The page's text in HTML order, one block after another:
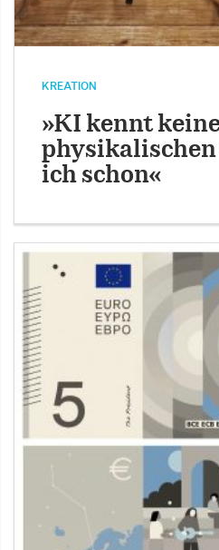
KREATION
»KI kennt
physikalischen
ich schon«